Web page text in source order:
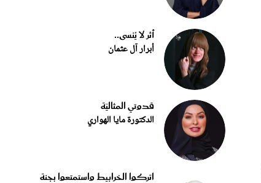
أثر لا يُنسى..
أبرار آل عثمان
قدوتي المثاليّة
الدكتورة مايا الهواري
اتركوا الخرابيط واستمتعوا بجنة